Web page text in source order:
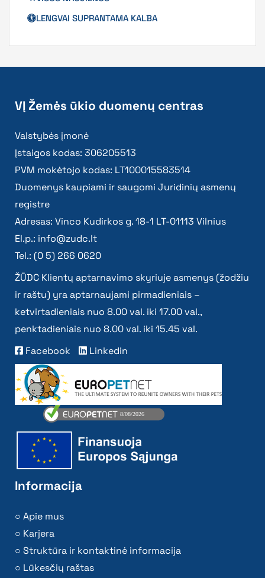
LENGVAI SUPRANTAMA KALBA
VĮ Žemės ūkio duomenų centras
Valstybės įmonė
Įstaigos kodas: 306205513
PVM mokėtojo kodas: LT100015583514
Duomenys kaupiami ir saugomi Juridinių asmenų
registre
Adresas: Vinco Kudirkos g. 18-1 LT-01113 Vilnius
El.p.: info@zudc.lt
Tel.: (0 5) 266 0620
ŽŪDC Klientų aptarnavimo skyriuje asmenys (žodžiu
ir raštu) yra aptarnaujami pirmadieniais –
ketvirtadieniais nuo 8.00 val. iki 17.00 val.,
penktadieniais nuo 8.00 val. iki 15.45 val.
Facebook
Linkedin
Informacija
Apie mus
Karjera
Struktūra ir kontaktinė informacija
Lūkesčių raštas